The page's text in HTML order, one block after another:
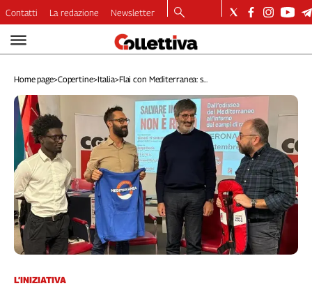
Video
Dirette
Longform
Copertine
Economia
Lavoro
Ambiente
Diritti
Welfare
Italia
Internazionale
Contatti La redazione Newsletter
Home page>Copertine>Italia>Flai con Mediterranea: s...
L’INIZIATIVA